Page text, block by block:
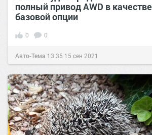
полный привод AWD в качестве
базовой опции
0 0
Авто-Тема 13:35 15 сен 2021